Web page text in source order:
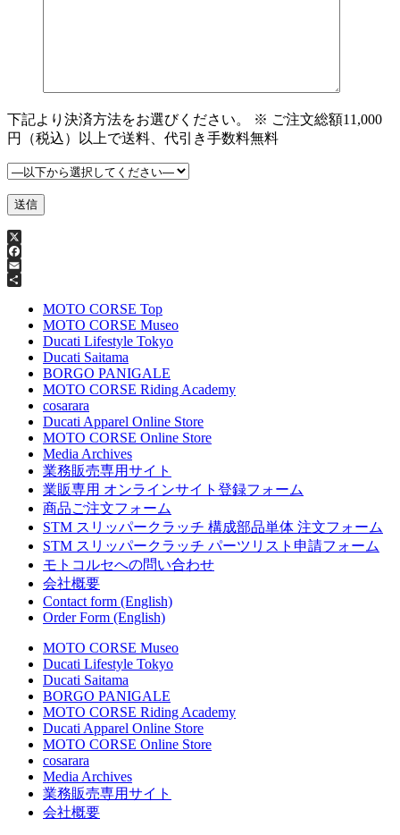
下記より決済方法をお選びください。 ※ ご注文総額11,000
円（税込）以上で送料、代引き手数料無料
X
Facebook
Email
MOTO CORSE Top
MOTO CORSE Museo
Ducati Lifestyle Tokyo
Ducati Saitama
BORGO PANIGALE
MOTO CORSE Riding Academy
cosarara
Ducati Apparel Online Store
MOTO CORSE Online Store
Media Archives
業務販売専用サイト
業販専用 オンラインサイト登録フォーム
商品ご注文フォーム
STM スリッパークラッチ 構成部品単体 注文フォーム
STM スリッパークラッチ パーツリスト申請フォーム
モトコルセへの問い合わせ
会社概要
Contact form (English)
Order Form (English)
MOTO CORSE Museo
Ducati Lifestyle Tokyo
Ducati Saitama
BORGO PANIGALE
MOTO CORSE Riding Academy
Ducati Apparel Online Store
MOTO CORSE Online Store
cosarara
Media Archives
業務販売専用サイト
会社概要